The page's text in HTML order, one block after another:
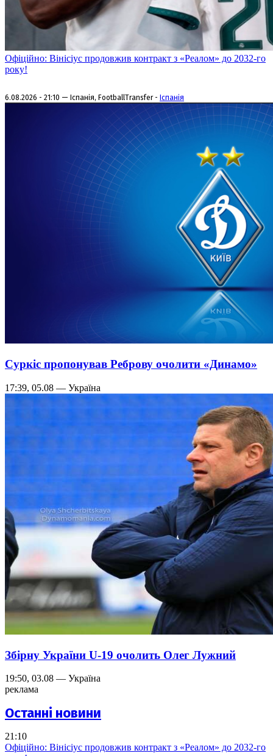
Офіційно: Вінісіус продовжив контракт з «Реалом» до 2032-го
року!
6.08.2026 - 21:10 — Іспанія, FootballTransfer - Іспанія
Суркіс пропонував Реброву очолити «Динамо»
17:39, 05.08 — Україна
Збірну України U-19 очолить Олег Лужний
19:50, 03.08 — Україна
реклама
Останні новини
21:10
Офіційно: Вінісіус продовжив контракт з «Реалом» до 2032-го